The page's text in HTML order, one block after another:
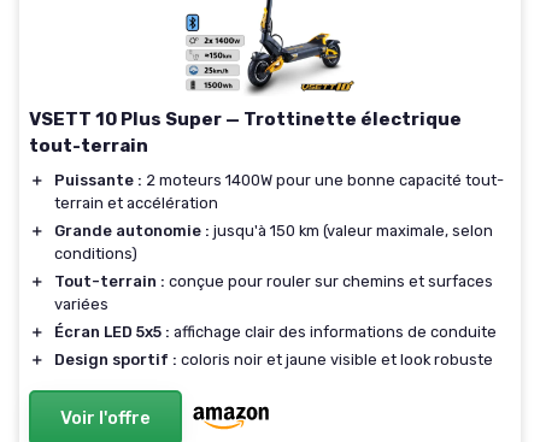
VSETT 10 Plus Super — Trottinette électrique
tout-terrain
＋ Puissante : 2 moteurs 1400W pour une bonne capacité tout-
terrain et accélération
＋
Grande autonomie : jusqu'à 150 km (valeur maximale, selon
conditions)
＋
Tout-terrain : conçue pour rouler sur chemins et surfaces
variées
＋
Écran LED 5x5 : affichage clair des informations de conduite
＋
Design sportif : coloris noir et jaune visible et look robuste
Voir l'offre